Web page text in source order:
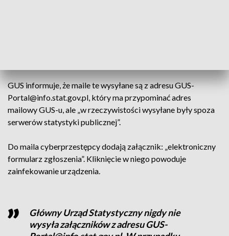
GUS informuje, że maile te wysyłane są z adresu GUS-
Portal@info.stat.gov.pl, który ma przypominać adres
mailowy GUS-u, ale „w rzeczywistości wysyłane były spoza
serwerów statystyki publicznej”.
Do maila cyberprzestępcy dodają załącznik: „elektroniczny
formularz zgłoszenia”. Kliknięcie w niego powoduje
zainfekowanie urządzenia.
Główny Urząd Statystyczny nigdy nie
wysyła załączników z adresu GUS-